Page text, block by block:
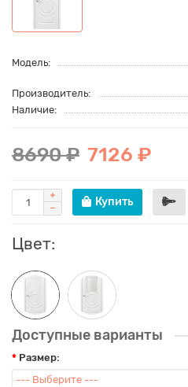
Модель:
Производитель:
Наличие:
8690 ₽ 7126 ₽
Купить
Цвет:
Доступные варианты
Размер: